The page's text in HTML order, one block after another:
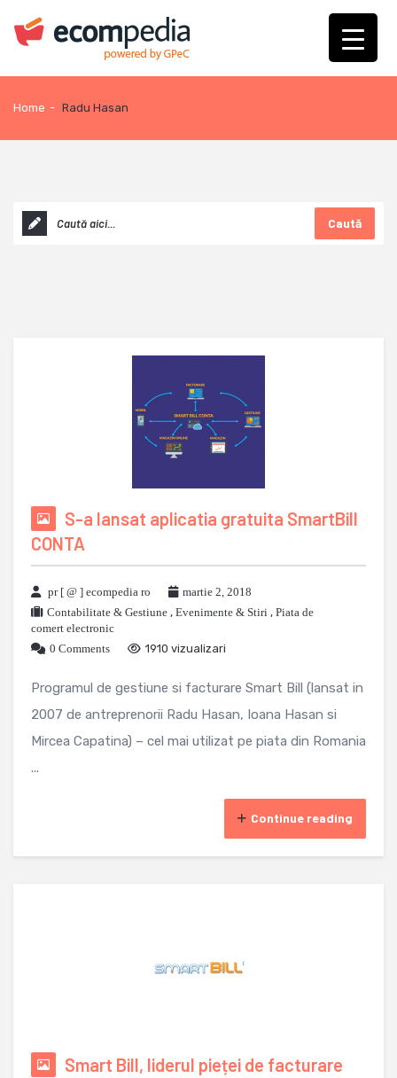
Home - Radu Hasan
Caută
S-a lansat aplicatia gratuita SmartBill
CONTA
pr [ @ ] ecompedia ro
martie 2, 2018
Contabilitate & Gestiune , Evenimente & Stiri , Piata de
comert electronic
0 Comments
1910 vizualizari
Programul de gestiune si facturare Smart Bill (lansat in
2007 de antreprenorii Radu Hasan, Ioana Hasan si
Mircea Capatina) – cel mai utilizat pe piata din Romania
...
Continue reading
Smart Bill, liderul pieței de facturare